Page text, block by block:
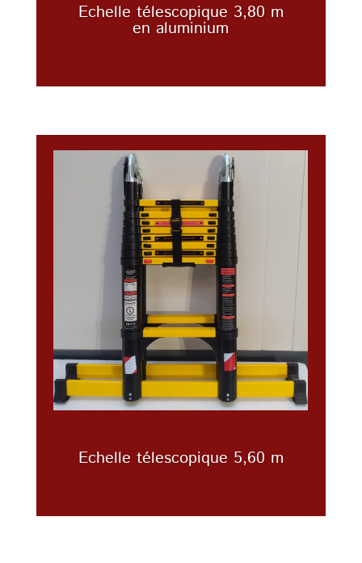
Echelle télescopique 3,80 m
en aluminium
Echelle télescopique 5,60 m